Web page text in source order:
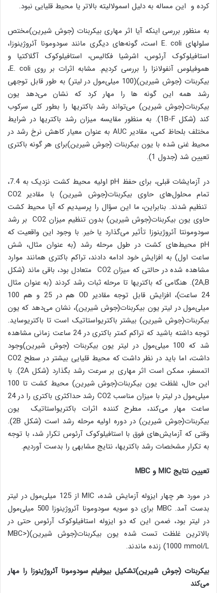
کرده و این مساله به دلیل اسمولالیته بالاتر یا محیط قلیایی نبود.
به منظور بررسی اینکه آیا اثر مهاری بیکربنات (جوش شیرین)مختص
سلولهای E. coli است، گونه‌های دیگری مانند سودومونا آئروژینوزا،
استافیلوکوک آرئوس، اشرشیا فکالیس، استافیلوکوک آگلاکتیا و
هموفیلوس آنفولانزا را بررسی کردیم. مشابه اثرات بر روی E. coli،
بیکربنات (جوش شیرین)(100 میلی‌مول در لیتر) به طور قابل توجهی
رشد همه این گونه ها را مهار کرد که نشان می‌دهد یون
بیکربنات(جوش شیرین) می‌تواند رشد باکتریها را بطور کلی سرکوب
کند (شکل 1B-F). به منظور مقایسه میزان رشد باکتریها در شرایط
مختلف بلحاظ کمی، مقادیر AUC به عنوان معیار کاهش نرخ رشد در
محیط غنی شده با یون بیکربنات (جوش شیرین)برای هر گونه باکتری
تعیین شد (جدول 1).
در آزمایشات قبلی، برای حفظ pH اولیه محیط کشت نزدیک به 7.4،
تمام محلول‌های حاوی بیکربنات(جوش شیرین) با مقادیر CO2
تنظیم شدند. بنابراین، ما این سؤال را پرسیدیم که آیا محیط کشت
حاوی یون بیکربنات(جوش شیرین) بدون تنظیم میزان CO2 بر رشد
سودومونتا آئروژینوزا تأثیر می‌گذارد یا خیر. با وجود این واقعیت که
pH محیط‌های کشت در طول مرحله رشد (به عنوان مثال، شش
ساعت اول) به افزایش خود ادامه دادند، تراکم باکتری همانند موارد
مشاهده شده در حالتی که میزان CO2 متعادل بود، باقی ماند (شکل
2A,B). هنگامی که باکتریها تا مرحله ثبات رشد کردند (به عنوان مثال
24 ساعت)، افزایش قابل توجه مقادیر OD هم در 25 و هم 100
میلی‌مول در لیتر یون بیکربنات(جوش شیرین)، نشان می‌دهد که یون
بیکربنات(جوش شیرین) بیشتر باکتریواستاتیک است تا باکتریوساید.
توجه داشته باشید که تراکم کمتر باکتری در 24 ساعت زمانی مشاهده
شد که 100 میلی‌مول در لیتر یون بیکربنات (جوش شیرین)وجود
داشت، اما باید در نظر داشت که محیط قلیایی بیشتر در سطح CO2
اتمسفر، ممکن است اثر مهاری بر سرعت رشد بگذارد (شکل 2A). با
این حال، غلظت یون بیکربنات(جوش شیرین) محیط کشت تا 100
میلی‌مول در لیتر با میزان مناسب CO2 رشد حداکثری باکتری را در 24
ساعت مهار می‌کند، مطرح کننده اثرات باکتریواستاتیک یون
بیکربنات(جوش شیرین) در دوره اولیه مرحله رشد است (شکل 2B).
وقتی که آزمایش‌های فوق با استافیلوکوک آرئوس تکرار شد، با توجه
به تکرار مشخصات رشد باکتریها، نتایج مشابهی را بدست آوردیم.
تعیین نتایج و
در مورد هر چهار ایزوله آزمایش شده، MIC از 125 میلی‌مول در لیتر
بدست آمد. MBC برای دو سویه سودومونا آئروژینوزا 500 میلی‌مول
در لیتر بود، ضمن این که دو ایزوله استافیلوکوک آرئوس حتی در
بالاترین غلظت تست شده یون بیکربنات(جوش شیرین)(MBC>
1000 mmol/L) زنده ماندند.
بیکربنات (جوش شیرین)تشکیل بیوفیلم سودومونا آئروژینوزا را مهار
می‌کند